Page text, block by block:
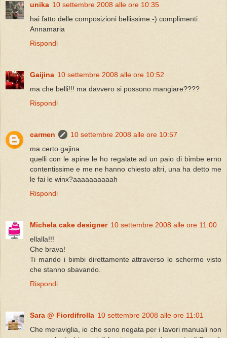
unika 10 settembre 2008 alle ore 10:35
hai fatto delle composizioni bellissime:-) complimenti
Annamaria
Rispondi
Gaijina 10 settembre 2008 alle ore 10:52
ma che belli!!! ma davvero si possono mangiare????
Rispondi
carmen
10 settembre 2008 alle ore 10:57
ma certo gajina
quelli con le apine le ho regalate ad un paio di bimbe erno
contentissime e me ne hanno chiesto altri, una ha detto me
le fai le winx?aaaaaaaaaah
Rispondi
Michela cake designer 10 settembre 2008 alle ore 11:00
ellalla!!!
Che brava!
Ti mando i bimbi direttamente attraverso lo schermo visto
che stanno sbavando.
Rispondi
Sara @ Fiordifrolla 10 settembre 2008 alle ore 11:01
Che meraviglia, io che sono negata per i lavori manuali non